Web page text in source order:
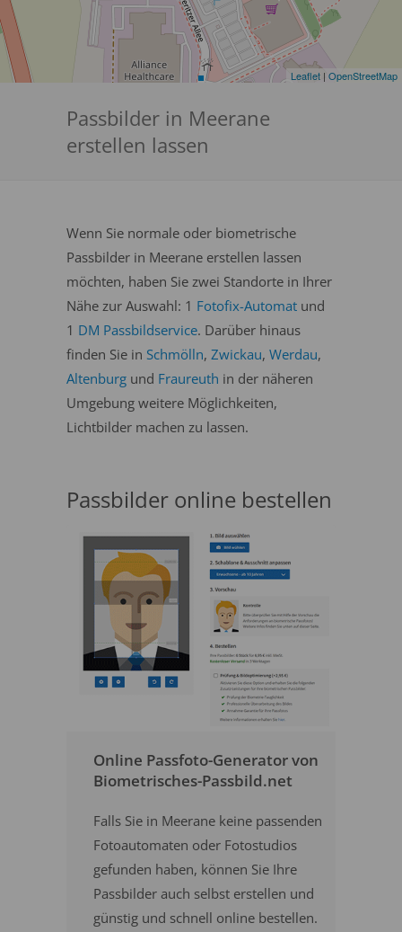
Leaflet | OpenStreetMap
Passbilder in Meerane
erstellen lassen
Wenn Sie normale oder biometrische
Passbilder in Meerane erstellen lassen
möchten, haben Sie zwei Standorte in Ihrer
Nähe zur Auswahl: 1 Fotofix-Automat und
1 DM Passbildservice. Darüber hinaus
finden Sie in Schmölln, Zwickau, Werdau,
Altenburg und Fraureuth in der näheren
Umgebung weitere Möglichkeiten,
Lichtbilder machen zu lassen.
Passbilder online bestellen
Online Passfoto-Generator von
Biometrisches-Passbild.net
Falls Sie in Meerane keine passenden
Fotoautomaten oder Fotostudios
gefunden haben, können Sie Ihre
Passbilder auch selbst erstellen und
günstig und schnell online bestellen.